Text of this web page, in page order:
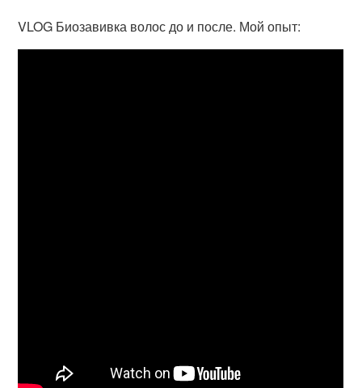
VLOG Биозавивка волос до и после. Мой опыт: